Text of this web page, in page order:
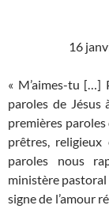
16
« M’aimes-tu […]
paroles de Jésus
premières paroles
prêtres, religieux
paroles nous
ministère pastoral
signe de l’amour